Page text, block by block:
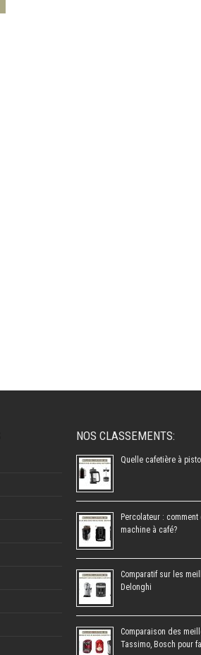
NOS CLASSEMENTS:
Quelle cafetière à
Percolateur :
machine à café?
Comparatif sur les
Delonghi
Comparaison des
Tassimo, Bosch pour